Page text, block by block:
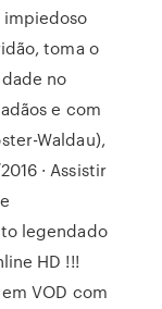
impiedoso
toma o
no
e com
Waldau),
· Assistir
legendado
HD !!!
VOD com